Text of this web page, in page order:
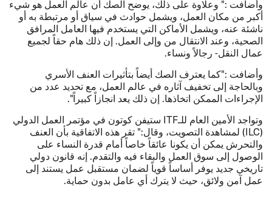
وأضافت :" وعلاوة على ذلك، يوضح الصك أن عالم العمل هو شيء
أكبر من مكان العمل، ويشمل حوادث في سياق أو مرتبطة به أو
ناشئة عنه، ويشمل الأماكن التي يستخدم فيها العامل المرافق
الصحية، وعند الانتقال من وإلى العمل. إن ذلك هام حقاً لجميع
عمال النقل- رجالاً ونساء.
وأضافت :"كما يعترف الصك أيضاً بتأثيرات العنف الأسري
وبالحاجة إلى تخفيف آثاره في عالم العمل، مع تحديد عدد من
الإجراءات الممكن اتخاذها. إن ذلك يعد انجازاً كبيراً".
وتواجد الأمين العام للـITF ستيفن كوتون في مؤتمر العمل الدولي
(ILC) لمشاهدة التصويت، وقال:" تقر هذه الاتفاقية بأن العنف
والتحرش يمكن أن يكونا عائقاً خاصاً أمام قدرة النساء على
الوصول إلى سوق العمل والبقاء فيه والتقدم. إنه قانون دولي
تاريخي جديد يوفر أساساً قوياً لضمان مستقبل عمل يستند إلى
عمل آمن ولائق، حيث لا يترك أي عامل بدون حماية.